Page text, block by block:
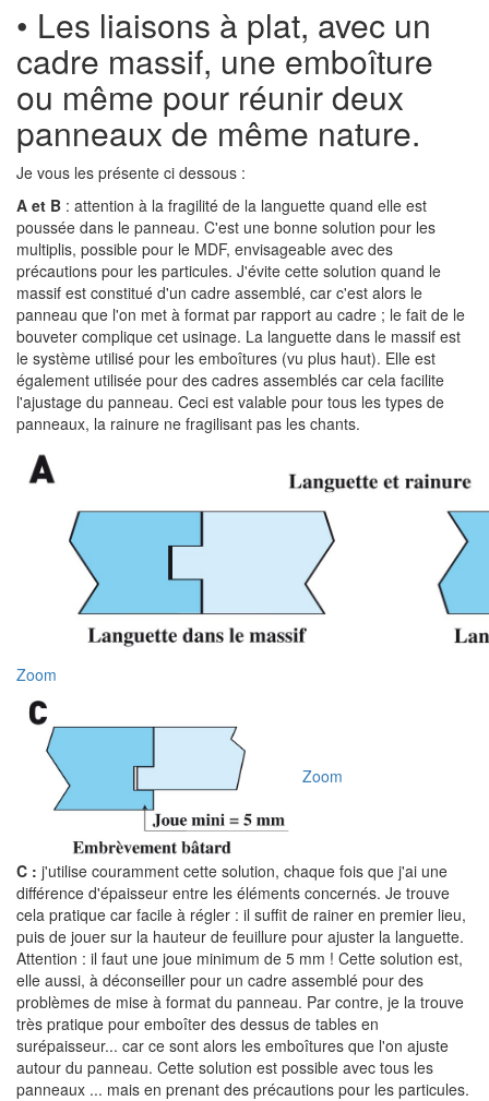
• Les liaisons à plat, avec un
cadre massif, une emboîture
ou même pour réunir deux
panneaux de même nature.
Je vous les présente ci dessous :
A et B : attention à la fragilité de la languette quand elle est
poussée dans le panneau. C'est une bonne solution pour les
multiplis, possible pour le MDF, envisageable avec des
précautions pour les particules. J'évite cette solution quand le
massif est constitué d'un cadre assemblé, car c'est alors le
panneau que l'on met à format par rapport au cadre ; le fait de le
bouveter complique cet usinage. La languette dans le massif est
le système utilisé pour les emboîtures (vu plus haut). Elle est
également utilisée pour des cadres assemblés car cela facilite
l'ajustage du panneau. Ceci est valable pour tous les types de
panneaux, la rainure ne fragilisant pas les chants.
Zoom
Zoom
C : j'utilise couramment cette solution, chaque fois que j'ai une
différence d'épaisseur entre les éléments concernés. Je trouve
cela pratique car facile à régler : il suffit de rainer en premier lieu,
puis de jouer sur la hauteur de feuillure pour ajuster la languette.
Attention : il faut une joue minimum de 5 mm ! Cette solution est,
elle aussi, à déconseiller pour un cadre assemblé pour des
problèmes de mise à format du panneau. Par contre, je la trouve
très pratique pour emboîter des dessus de tables en
surépaisseur... car ce sont alors les emboîtures que l'on ajuste
autour du panneau. Cette solution est possible avec tous les
panneaux ... mais en prenant des précautions pour les particules.